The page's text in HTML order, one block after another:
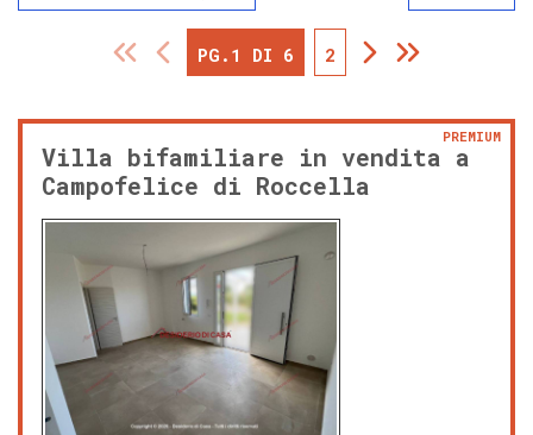
PG.1 DI 6 2
Villa bifamiliare in vendita a
Campofelice di Roccella
PREMIUM